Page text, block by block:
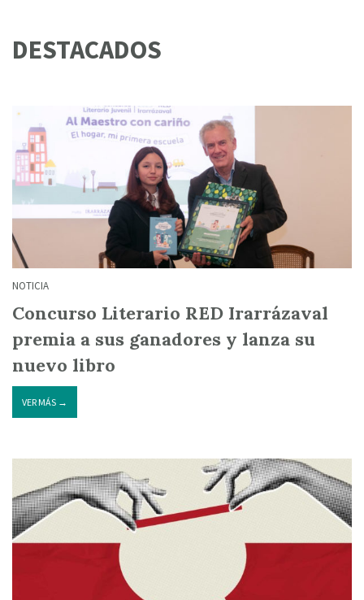
DESTACADOS
NOTICIA
Concurso Literario RED Irarrázaval
premia a sus ganadores y lanza su
nuevo libro
VER MÁS →